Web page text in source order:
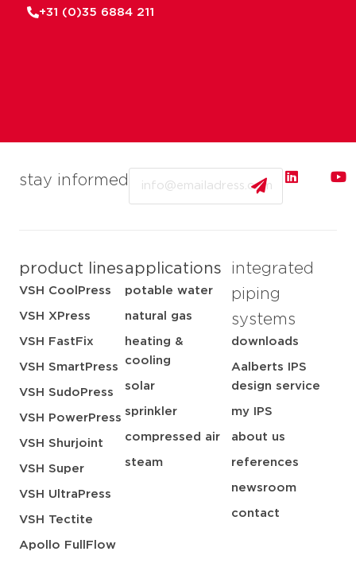
stay informed
product lines
VSH CoolPress
VSH XPress
VSH FastFix
VSH SmartPress
VSH SudoPress
VSH PowerPress
VSH Shurjoint
VSH Super
VSH UltraPress
VSH Tectite
Apollo FullFlow
applications
potable water
natural gas
heating &
cooling
solar
sprinkler
compressed air
steam
integrated
piping
systems
downloads
Aalberts IPS
design service
my IPS
about us
references
newsroom
contact
+31 (0)35 6884 211